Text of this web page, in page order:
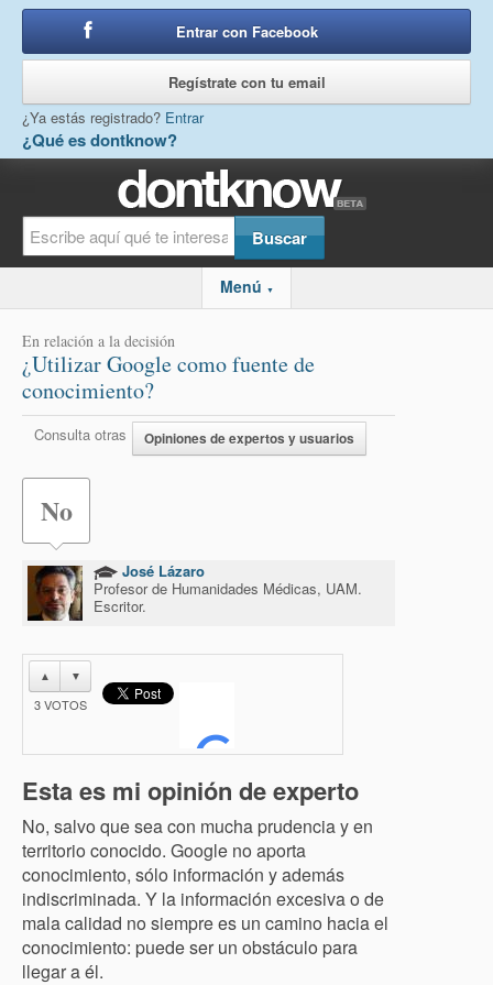
¿Qué es dontknow?
Entrar con Facebook
Regístrate con tu email
¿Ya estás registrado? Entrar
Menú ▼
En relación a la decisión
¿Utilizar Google como fuente de
conocimiento?
Consulta otras Opiniones de expertos y usuarios
No
José Lázaro
Profesor de Humanidades Médicas, UAM.
Escritor.
▲ ▼
3VOTOS
Esta es mi opinión de experto
No, salvo que sea con mucha prudencia y en
territorio conocido. Google no aporta
conocimiento, sólo información y además
indiscriminada. Y la información excesiva o de
mala calidad no siempre es un camino hacia el
conocimiento: puede ser un obstáculo para
llegar a él.